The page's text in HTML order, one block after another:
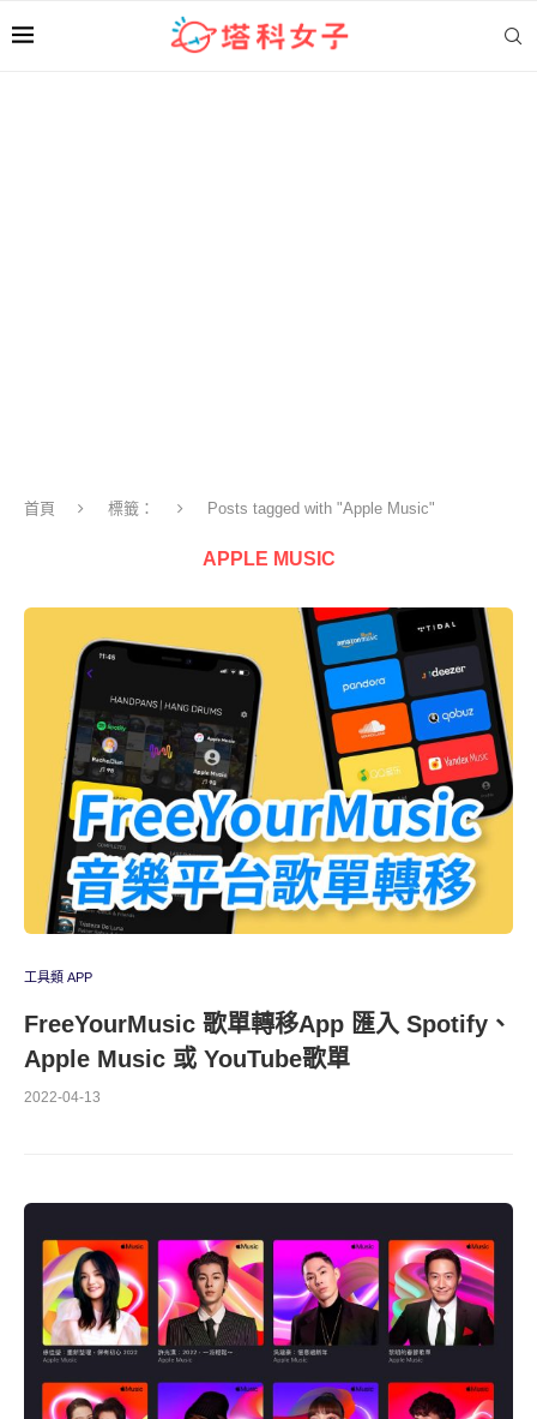
首頁 標籤： Posts tagged with "Apple Music"
APPLE MUSIC
工具類 APP
FreeYourMusic 歌單轉移App 匯入 Spotify、
Apple Music 或 YouTube歌單
2022-04-13